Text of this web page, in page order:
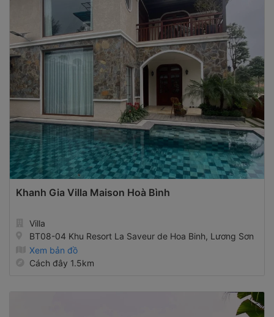
Khanh Gia Villa Maison Hoà Bình
Villa
BT08-04 Khu Resort La Saveur de Hoa Binh, Lương Sơn
Xem bản đồ
Cách đây 1.5km